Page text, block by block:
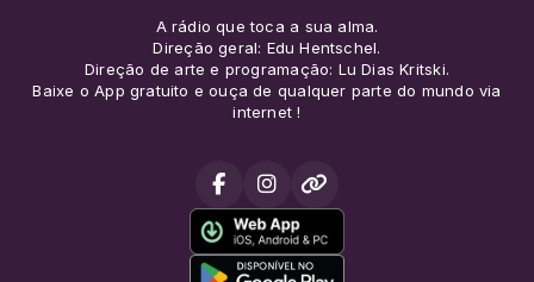
A rádio que toca a sua alma.
Direção geral: Edu Hentschel.
Direção de arte e programação: Lu Dias Kritski.
Baixe o App gratuito e ouça de qualquer parte do mundo via
internet !